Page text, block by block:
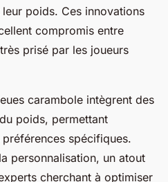
poids. Ces innovations
compromis entre
prisé par les joueurs
carambole intègrent des
poids, permettant
préférences spécifiques.
personnalisation, un atout
cherchant à optimiser